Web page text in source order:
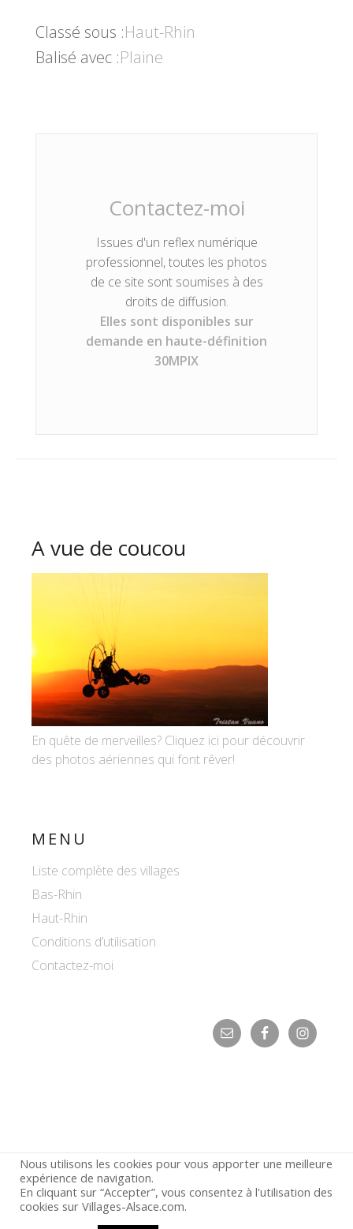
Classé sous :Haut-Rhin
Balisé avec :Plaine
Contactez-moi
Issues d'un reflex numérique
professionnel, toutes les photos
de ce site sont soumises à des
droits de diffusion.
Elles sont disponibles sur
demande en haute-définition
30MPIX
A vue de coucou
En quête de merveilles? Cliquez ici pour découvrir
des photos aériennes qui font rêver!
MENU
Liste complète des villages
Bas-Rhin
Haut-Rhin
Conditions d’utilisation
Contactez-moi
© 2026 · Villages d'Alsace
Nous utilisons les cookies pour vous apporter une meilleure
expérience de navigation.
En cliquant sur “Accepter”, vous consentez à l'utilisation des
cookies sur Villages-Alsace.com.